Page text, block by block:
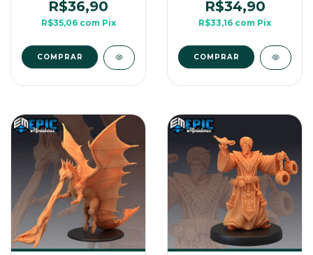
de Mesa
R$36,90
R$35,06 com Pix
Mesa
R$34,90
R$33,16 com Pix